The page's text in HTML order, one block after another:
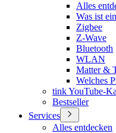
Alles
Was ist
Zigbee
Z-Wave
Bluetooth
WLAN
Matter &
Welches
tink YouTube-
Bestseller
Services
Alles entdecken